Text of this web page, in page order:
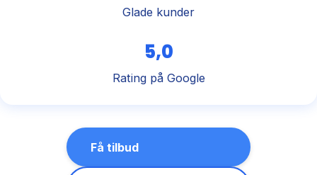
Glade kunder
5,0
Rating på Google
Få tilbud